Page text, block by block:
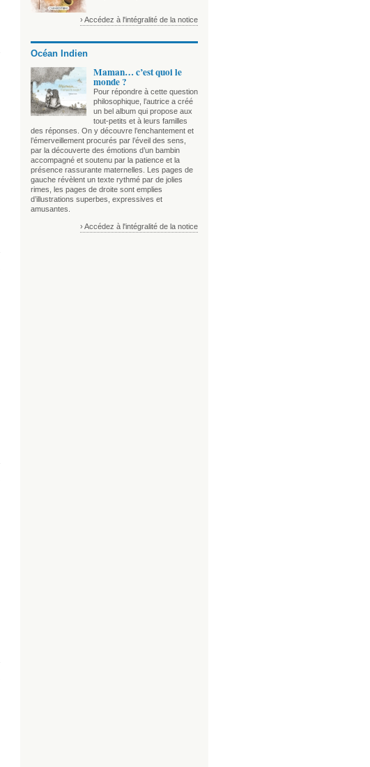
› Accédez à l'intégralité de la notice
Océan Indien
Maman… c’est quoi le
monde ?
Pour répondre à cette question
philosophique, l’autrice a créé
un bel album qui propose aux
tout-petits et à leurs familles
des réponses. On y découvre l’enchantement et
l’émerveillement procurés par l’éveil des sens,
par la découverte des émotions d’un bambin
accompagné et soutenu par la patience et la
présence rassurante maternelles. Les pages de
gauche révèlent un texte rythmé par de jolies
rimes, les pages de droite sont emplies
d’illustrations superbes, expressives et
amusantes.
› Accédez à l'intégralité de la notice